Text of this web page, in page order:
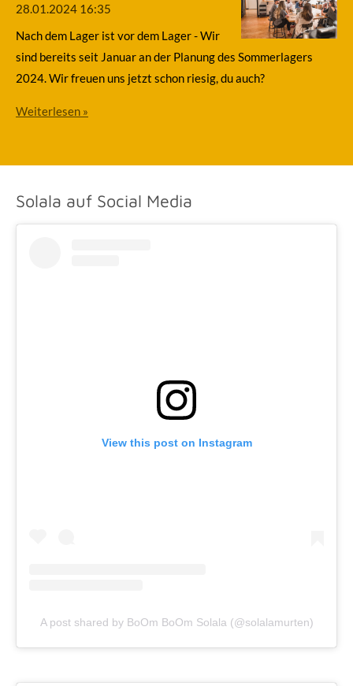
28.01.2024 16:35
Nach dem Lager ist vor dem Lager - Wir
sind bereits seit Januar an der Planung des Sommerlagers
2024. Wir freuen uns jetzt schon riesig, du auch?
Weiterlesen »
Solala auf Social Media
View this post on Instagram
A post shared by BoOm BoOm Solala (@solalamurten)